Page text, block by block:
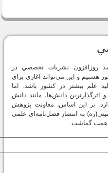
روزافزون نشريات تخصصي در
هستيم و اين مي‌تواند آغازي براي
علم بيشتر در كشور باشد. اما
اثرگذارترين دانش‌ها، مانند دانش
دارد. بر اين اساس، معاونت پژوهش
به انتشار فصل‌نامه‌اي علمي
همت گماشت.